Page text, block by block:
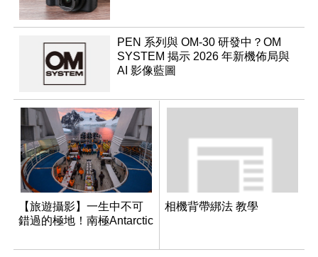
PEN 系列與 OM-30 研發中？OM
SYSTEM 揭示 2026 年新機佈局與
AI 影像藍圖
【旅遊攝影】一生中不可
錯過的極地！南極Antarctic
相機背帶綁法 教學